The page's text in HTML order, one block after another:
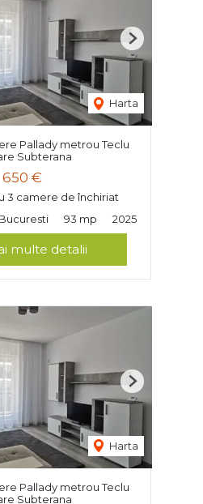
Harta
Next
Pallady metrou Teclu
Subterana
650 €
3 camere de închiriat
93 mp 2025
multe detalii
Harta
Next
Pallady metrou Teclu
Subterana